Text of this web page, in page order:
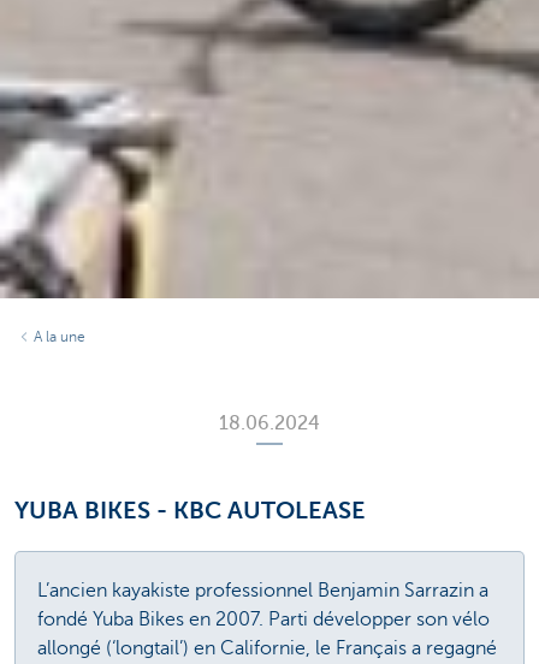
A la une
18.06.2024
YUBA BIKES - KBC AUTOLEASE
L’ancien kayakiste professionnel Benjamin Sarrazin a
fondé Yuba Bikes en 2007. Parti développer son vélo
allongé (‘longtail’) en Californie, le Français a regagné